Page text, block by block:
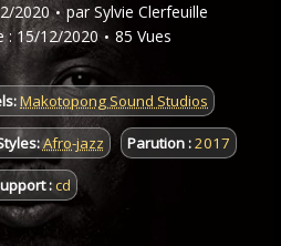
2020 par Sylvie Clerfeuille
: 15/12/2020
85 Vues
Makotopong Sound Studios
Afro-jazz Parution :2017
:cd